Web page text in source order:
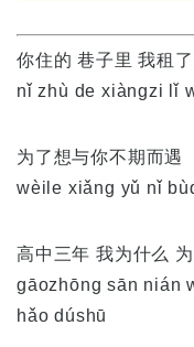
你住的 巷子里 我租
nǐ zhù de xiàngzi lǐ
为了想与你不期而遇
wèile xiǎng yǔ nǐ
高中三年 我为什么
gāozhōng sān nián
hǎo dúshū